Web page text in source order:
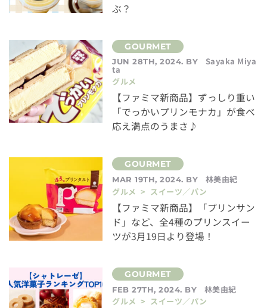
ぶ？
JUN 28TH, 2024. BY Sayaka Miya
ta
グルメ
【ファミマ新商品】ずっしり重い
「でっかいプリンモナカ」が食べ
応え満点のうまさ♪
MAR 19TH, 2024. BY
林美由紀
グルメ > スイーツ／パン
【ファミマ新商品】「プリンサン
ド」など、全4種のプリンスイー
ツが3月19日より登場！
FEB 27TH, 2024. BY
林美由紀
グルメ > スイーツ／パン